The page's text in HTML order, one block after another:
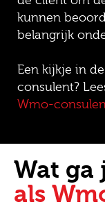
kunnen
belangrijk
Een kijkje in
consulent?
Wmo-
Wat ga
als